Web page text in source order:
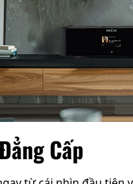
Cấp